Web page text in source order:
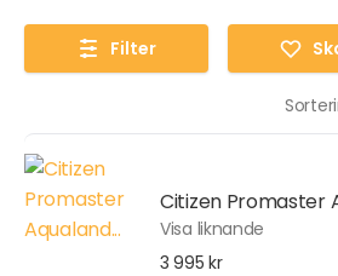
Filter
Citizen Promaster
Visa liknande
3 995 kr